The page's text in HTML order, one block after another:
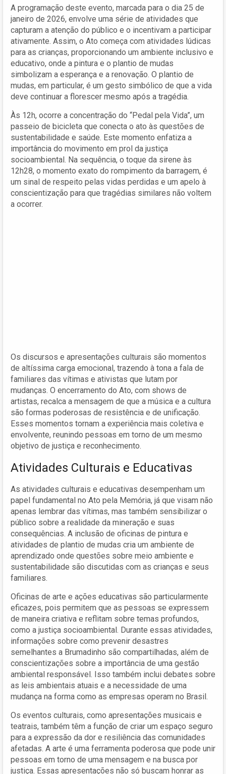
A programação deste evento, marcada para o dia 25 de
janeiro de 2026, envolve uma série de atividades que
capturam a atenção do público e o incentivam a participar
ativamente. Assim, o Ato começa com atividades lúdicas
para as crianças, proporcionando um ambiente inclusivo e
educativo, onde a pintura e o plantio de mudas
simbolizam a esperança e a renovação. O plantio de
mudas, em particular, é um gesto simbólico de que a vida
deve continuar a florescer mesmo após a tragédia.
Às 12h, ocorre a concentração do “Pedal pela Vida”, um
passeio de bicicleta que conecta o ato às questões de
sustentabilidade e saúde. Este momento enfatiza a
importância do movimento em prol da justiça
socioambiental. Na sequência, o toque da sirene às
12h28, o momento exato do rompimento da barragem, é
um sinal de respeito pelas vidas perdidas e um apelo à
conscientização para que tragédias similares não voltem
a ocorrer.
Os discursos e apresentações culturais são momentos
de altíssima carga emocional, trazendo à tona a fala de
familiares das vítimas e ativistas que lutam por
mudanças. O encerramento do Ato, com shows de
artistas, recalca a mensagem de que a música e a cultura
são formas poderosas de resistência e de unificação.
Esses momentos tornam a experiência mais coletiva e
envolvente, reunindo pessoas em torno de um mesmo
objetivo de justiça e reconhecimento.
Atividades Culturais e Educativas
As atividades culturais e educativas desempenham um
papel fundamental no Ato pela Memória, já que visam não
apenas lembrar das vítimas, mas também sensibilizar o
público sobre a realidade da mineração e suas
consequências. A inclusão de oficinas de pintura e
atividades de plantio de mudas cria um ambiente de
aprendizado onde questões sobre meio ambiente e
sustentabilidade são discutidas com as crianças e seus
familiares.
Oficinas de arte e ações educativas são particularmente
eficazes, pois permitem que as pessoas se expressem
de maneira criativa e reflitam sobre temas profundos,
como a justiça socioambiental. Durante essas atividades,
informações sobre como prevenir desastres
semelhantes a Brumadinho são compartilhadas, além de
conscientizações sobre a importância de uma gestão
ambiental responsável. Isso também inclui debates sobre
as leis ambientais atuais e a necessidade de uma
mudança na forma como as empresas operam no Brasil.
Os eventos culturais, como apresentações musicais e
teatrais, também têm a função de criar um espaço seguro
para a expressão da dor e resiliência das comunidades
afetadas. A arte é uma ferramenta poderosa que pode unir
pessoas em torno de uma mensagem e na busca por
justiça. Essas apresentações não só buscam honrar as